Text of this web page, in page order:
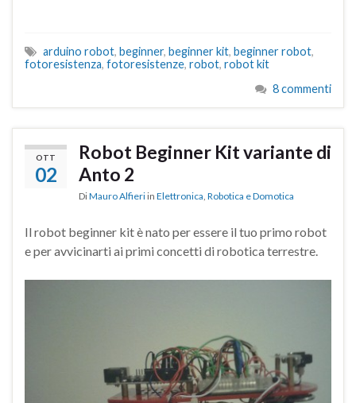
arduino robot, beginner, beginner kit, beginner robot,
fotoresistenza, fotoresistenze, robot, robot kit
8 commenti
OTT
02
Robot Beginner Kit variante di
Anto 2
DiMauro Alfieri in Elettronica, Robotica e Domotica
Il robot beginner kit è nato per essere il tuo primo robot
e per avvicinarti ai primi concetti di robotica terrestre.